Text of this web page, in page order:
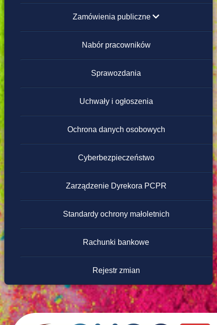
Zamówienia publiczne
poniżej 130 000 zł
powyżej 130 000 zł
130 000 zł
Nabór pracowników
Sprawozdania
Uchwały i ogłoszenia
Ochrona danych osobowych
Cyberbezpieczeństwo
Zarządzenie Dyrekora PCPR
Standardy ochrony małoletnich
Rachunki bankowe
Rejestr zmian